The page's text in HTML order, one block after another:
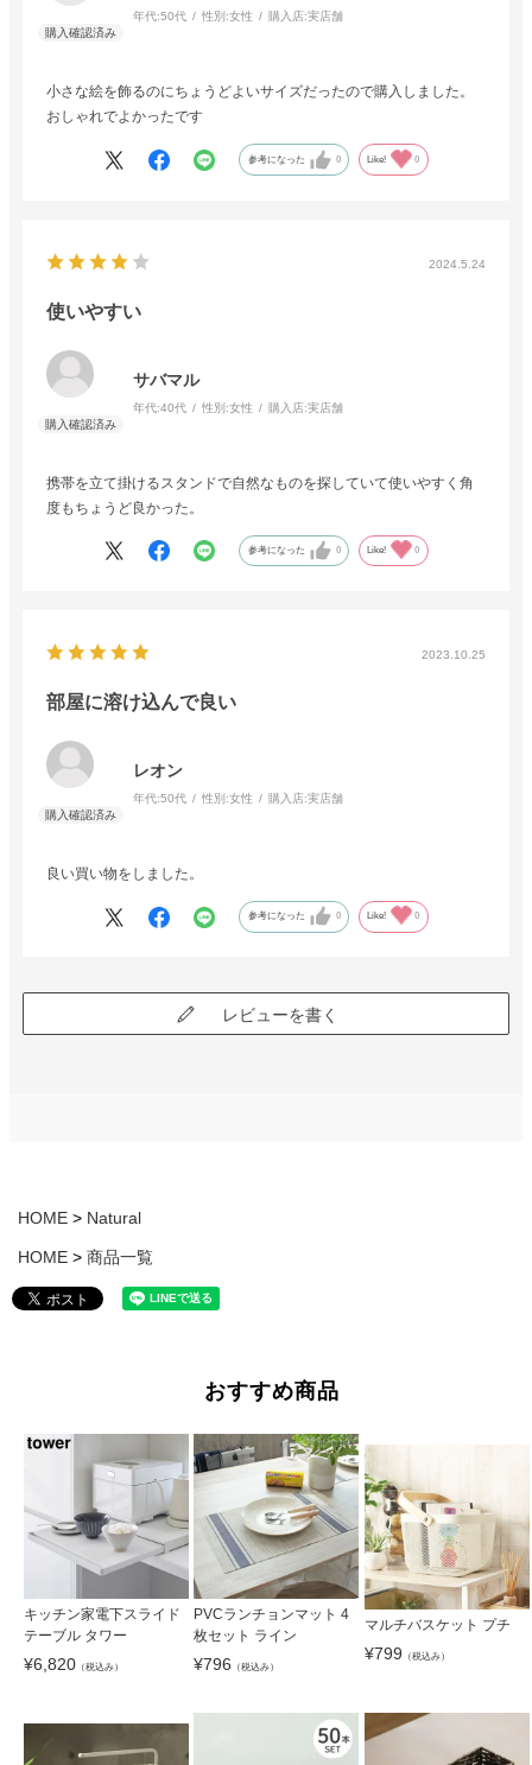
年代:50代 性別:女性 購入店:実店舗
小さな絵を飾るのにちょうどよいサイズだったので購入しました。
おしゃれでよかったです
参考になった 0 Like! 0
2024.5.24
使いやすい
サバマル
年代:40代 性別:女性 購入店:実店舗
携帯を立て掛けるスタンドで自然なものを探していて使いやすく角
度もちょうど良かった。
参考になった 0 Like! 0
2023.10.25
部屋に溶け込んで良い
レオン
年代:50代 性別:女性 購入店:実店舗
良い買い物をしました。
参考になった 0 Like! 0
レビューを書く
HOME Natural
HOME 商品一覧
おすすめ商品
キッチン家電下スライド
テーブル タワー
¥6,820 （税込み）
PVCランチョンマット 4
枚セット ライン
¥796 （税込み）
マルチバスケット プチ
¥799 （税込み）